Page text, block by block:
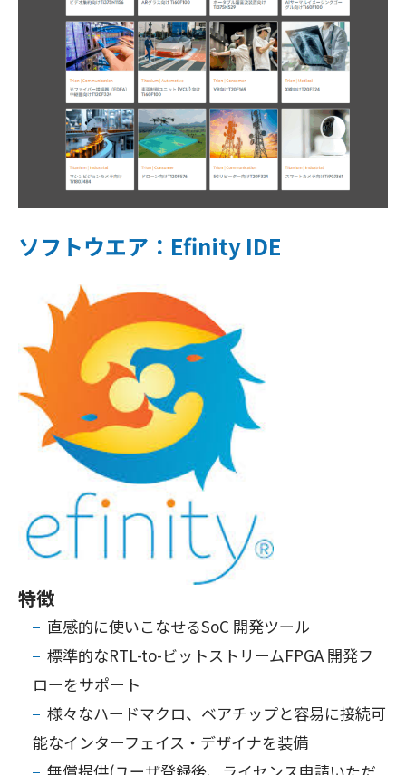
ソフトウエア ： Efinity IDE
特徴
直感的に使いこなせるSoC 開発ツール
標準的なRTL-to-ビットストリームFPGA 開発フ
ローをサポート
様々なハードマクロ、ベアチップと容易に接続可
能なインターフェイス・デザイナを装備